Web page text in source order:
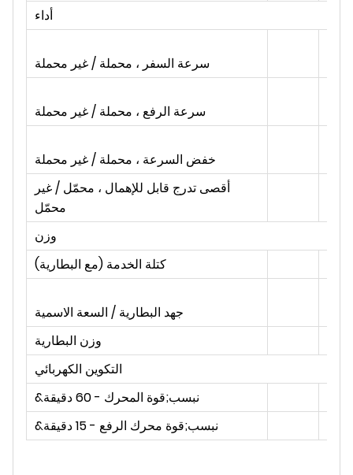
أداء
سرعة السفر ، محملة / غير محملة
سرعة الرفع ، محملة / غير محملة
خفض السرعة ، محملة / غير محملة
أقصى تدرج قابل للإهمال ، محمّل / غير
محمّل
وزن
كتلة الخدمة (مع البطارية)
جهد البطارية / السعة الاسمية
وزن البطارية
التكوين الكهربائي
&نبسب;قوة المحرك - 60 دقيقة
&نبسب;قوة محرك الرفع - 15 دقيقة